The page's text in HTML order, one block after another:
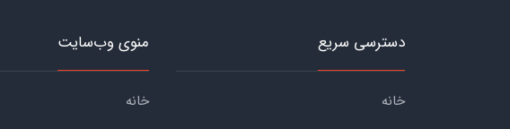
دسترسی سریع
خانه
منوی وب‌سایت
خانه